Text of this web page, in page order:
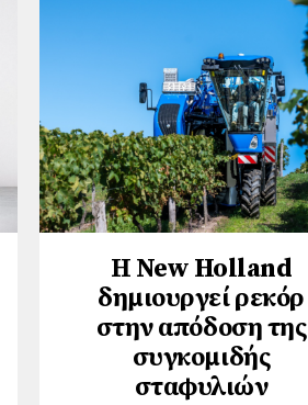
Η New Holland
δημιουργεί ρεκόρ
στην απόδοση της
συγκομιδής
σταφυλιών